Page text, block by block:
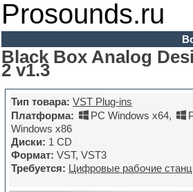
Prosounds.ru
Black Box Analog
2 v1.3
Тип товара: VST Plug-ins
Платформа:
PC Windows x64,
Windows x86
Диски: 1 CD
Формат: VST, VST3
Требуется: Цифровые рабочие